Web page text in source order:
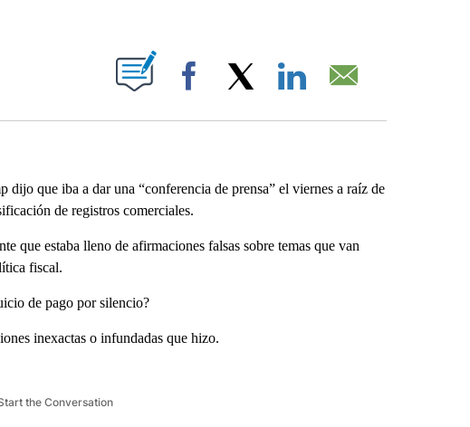
ABOUT NEW PAGES ON "".
Facebook
que iba a dar una “conferencia de prensa” el viernes a raíz de
de registros comerciales.
que estaba lleno de afirmaciones falsas sobre temas que van
fiscal.
de pago por silencio?
inexactas o infundadas que hizo.
the Conversation